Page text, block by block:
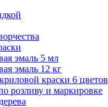
эмаль 5 мл
эмаль 12 кг
краски 6 цветов
розливу и маркировке